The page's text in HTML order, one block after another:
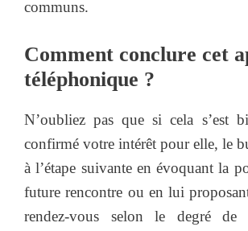
communs.
Comment conclure cet
téléphonique ?
N’oubliez pas que si cela s’est
confirmé votre intérêt pour elle, le
à l’étape suivante en évoquant la
future rencontre ou en lui
rendez-vous selon le degré de